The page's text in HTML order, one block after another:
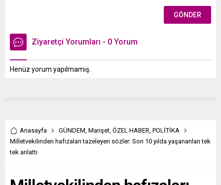
Ziyaretçi Yorumları - 0 Yorum
Henüz yorum yapılmamış.
Anasayfa GÜNDEM, Manşet, ÖZEL HABER, POLİTİKA
Milletvekilinden hafızaları tazeleyen sözler: Son 10 yılda yaşananları tek
tek anlattı